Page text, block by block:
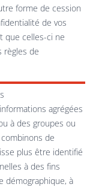
forme de cession
de vos
que celles-ci ne
règles de
agrégées
à des groupes ou
de
plus être identifié
à des fins
démographique, à